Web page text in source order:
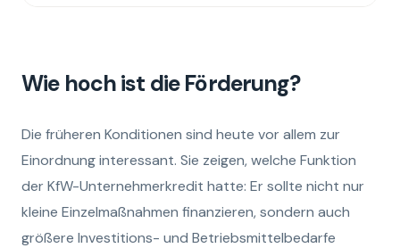
Wie hoch ist die Förderung?
Die früheren Konditionen sind heute vor allem zur
Einordnung interessant. Sie zeigen, welche Funktion
der KfW-Unternehmerkredit hatte: Er sollte nicht nur
kleine Einzelmaßnahmen finanzieren, sondern auch
größere Investitions- und Betriebsmittelbedarfe